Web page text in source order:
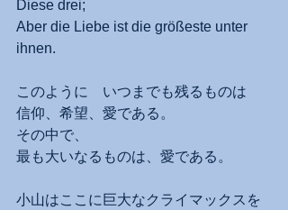
Diese drei;
Aber die Liebe ist die größeste unter
ihnen.
このように　いつまでも残るものは
信仰、希望、愛である。
その中で、
最も大いなるものは、愛である。
小山はここに巨大なクライマックスを